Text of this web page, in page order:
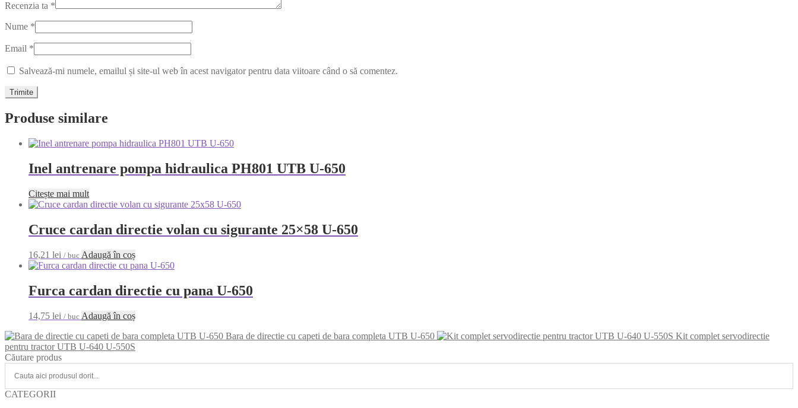
Recenzia ta *
Nume *
Email *
Salvează-mi numele, emailul și site-ul web în acest navigator pentru data viitoare când o să comentez.
Produse similare
Inel antrenare pompa hidraulica PH801 UTB U-650
Citește mai mult
Cruce cardan directie volan cu sigurante 25×58 U-650
16,21 lei / buc Adaugă în coș
Furca cardan directie cu pana U-650
14,75 lei / buc Adaugă în coș
Bara de directie cu capeti de bara completa UTB U-650
Kit complet servodirectie
pentru tractor UTB U-640 U-550S
Căutare produs
CATEGORII